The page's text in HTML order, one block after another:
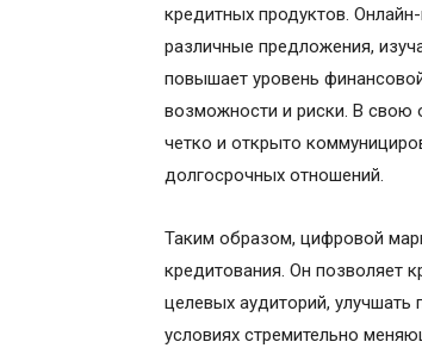
кредитных продуктов.
различные предложения,
повышает уровень
возможности и риски. В свою
четко и открыто
долгосрочных отношений.
Таким образом, цифровой
кредитования. Он позволяет
целевых аудиторий, улучшать
условиях стремительно